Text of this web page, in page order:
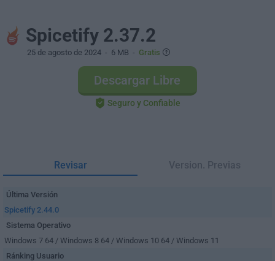
Spicetify 2.37.2
25 de agosto de 2024 - 6 MB - Gratis
Descargar Libre
Seguro y Confiable
Revisar Version. Previas
Última Versión
Spicetify 2.44.0
Sistema Operativo
Windows 7 64 / Windows 8 64 / Windows 10 64 / Windows 11
Ránking Usuario